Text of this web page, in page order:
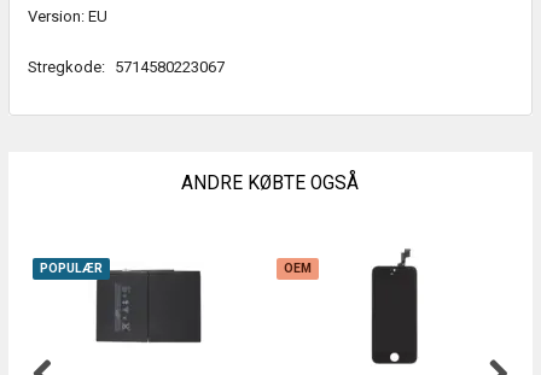
Version: EU
Stregkode: 5714580223067
ANDRE KØBTE OGSÅ
POPULÆR OEM